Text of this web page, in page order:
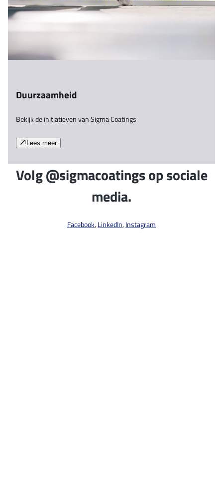
Duurzaamheid
Bekijk de initiatieven van Sigma Coatings
Lees meer
Volg @sigmacoatings op sociale
media.
Facebook,LinkedIn,Instagram